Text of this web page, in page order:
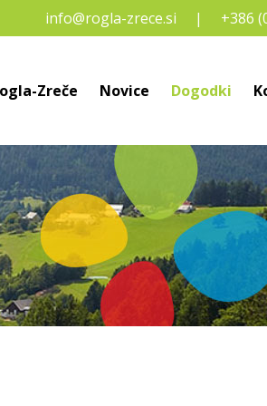
info@rogla-zrece.si +386
Zreče Novice Dogodki